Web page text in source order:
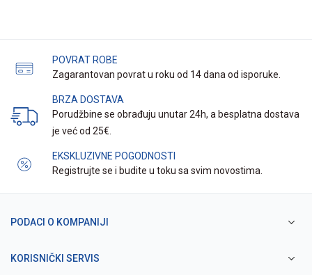
POVRAT ROBE
Zagarantovan povrat u roku od 14 dana od isporuke.
BRZA DOSTAVA
Porudžbine se obrađuju unutar 24h, a besplatna dostava
je već od 25€.
EKSKLUZIVNE POGODNOSTI
Registrujte se i budite u toku sa svim novostima.
PODACI O KOMPANIJI
KORISNIČKI SERVIS